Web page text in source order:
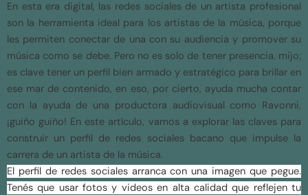
En esta era digital, las redes sociales de un artista profesional
son la herramienta ideal para los artistas de la música, porque
les permiten conectar de una con su audiencia y promover su
música como se debe. Pero no es solo de tener presencia, mijo;
es clave tener un perfil bien armado y estratégico para brillar en
ese mar de contenido, en eso, por cierto, ayuda mucha contar
con la ayuda de una productora audiovisual como Ravonni,
¡guiño guiño! En este artículo, vamos a explorar las claves para
construir un perfil de redes sociales bacano que impulse la
carrera de un artista de la música.
El perfil de redes sociales arranca con una imagen que pegue.
Tenés que usar fotos y videos en alta calidad que reflejen tu